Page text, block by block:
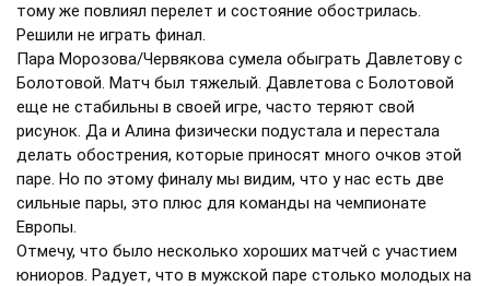
тому же повлиял перелет и состояние обострилась.
Решили не играть финал.
Пара Морозова/Червякова сумела обыграть Давлетову с
Болотовой. Матч был тяжелый. Давлетова с Болотовой
еще не стабильны в своей игре, часто теряют свой
рисунок. Да и Алина физически подустала и перестала
делать обострения, которые приносят много очков этой
паре. Но по этому финалу мы видим, что у нас есть две
сильные пары, это плюс для команды на чемпионате
Европы.
Отмечу, что было несколько хороших матчей с участием
юниоров. Радует, что в мужской паре столько молодых на